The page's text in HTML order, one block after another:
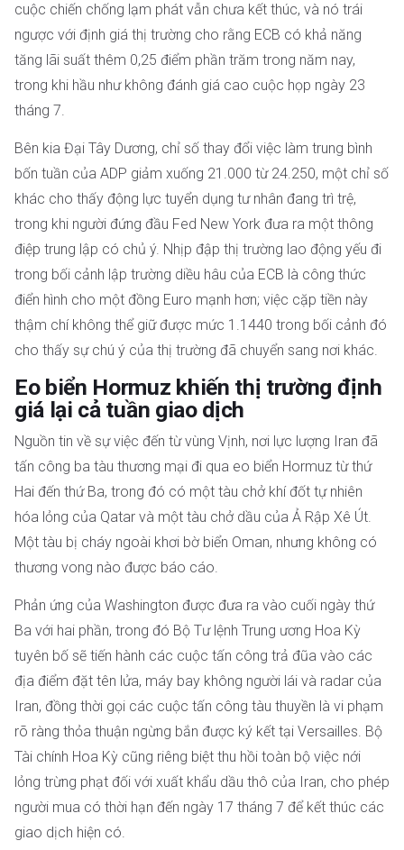
cuộc chiến chống lạm phát vẫn chưa kết thúc, và nó trái
ngược với định giá thị trường cho rằng ECB có khả năng
tăng lãi suất thêm 0,25 điểm phần trăm trong năm nay,
trong khi hầu như không đánh giá cao cuộc họp ngày 23
tháng 7.
Bên kia Đại Tây Dương, chỉ số thay đổi việc làm trung bình
bốn tuần của ADP giảm xuống 21.000 từ 24.250, một chỉ số
khác cho thấy động lực tuyển dụng tư nhân đang trì trệ,
trong khi người đứng đầu Fed New York đưa ra một thông
điệp trung lập có chủ ý. Nhịp đập thị trường lao động yếu đi
trong bối cảnh lập trường diều hâu của ECB là công thức
điển hình cho một đồng Euro mạnh hơn; việc cặp tiền này
thậm chí không thể giữ được mức 1.1440 trong bối cảnh đó
cho thấy sự chú ý của thị trường đã chuyển sang nơi khác.
Eo biển Hormuz khiến thị trường định
giá lại cả tuần giao dịch
Nguồn tin về sự việc đến từ vùng Vịnh, nơi lực lượng Iran đã
tấn công ba tàu thương mại đi qua eo biển Hormuz từ thứ
Hai đến thứ Ba, trong đó có một tàu chở khí đốt tự nhiên
hóa lỏng của Qatar và một tàu chở dầu của Ả Rập Xê Út.
Một tàu bị cháy ngoài khơi bờ biển Oman, nhưng không có
thương vong nào được báo cáo.
Phản ứng của Washington được đưa ra vào cuối ngày thứ
Ba với hai phần, trong đó Bộ Tư lệnh Trung ương Hoa Kỳ
tuyên bố sẽ tiến hành các cuộc tấn công trả đũa vào các
địa điểm đặt tên lửa, máy bay không người lái và radar của
Iran, đồng thời gọi các cuộc tấn công tàu thuyền là vi phạm
rõ ràng thỏa thuận ngừng bắn được ký kết tại Versailles. Bộ
Tài chính Hoa Kỳ cũng riêng biệt thu hồi toàn bộ việc nới
lỏng trừng phạt đối với xuất khẩu dầu thô của Iran, cho phép
người mua có thời hạn đến ngày 17 tháng 7 để kết thúc các
giao dịch hiện có.